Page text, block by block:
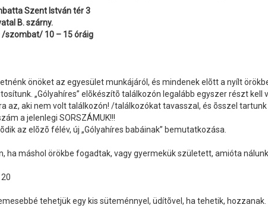
Szent István tér 3
B. szárny.
/szombat/ 10 – 15 óráig
önöket az egyesület munkájáról, és mindenek elõtt a nyílt
„Gólyahíres” elõkészítõ találkozón legalább egyszer részt kell
az, aki nem volt találkozón! /találkozókat tavasszal, és õsszel
a jelenlegi SORSZÁMUK!!!
az elõzõ félév, új „Gólyahíres babáinak” bemutatkozása.
ha máshol örökbe fogadtak, vagy gyermekük született, amióta
tehetjük egy kis süteménnyel, üdítõvel, ha tehetik, hozzanak.